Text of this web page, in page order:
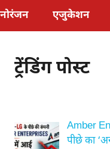
एजुकेशन
ट्रेंडिंग पोस्ट
Amber
पीछे का